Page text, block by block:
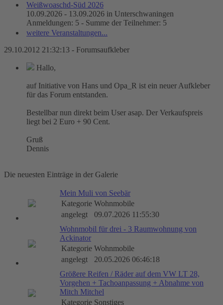
Weißwoaschd-Süd 2026
10.09.2026 - 13.09.2026 in Unterschwaningen
Anmeldungen: 5 - Summe der Teilnehmer: 5
weitere Veranstaltungen...
29.10.2012 21:32:13 - Forumsaufkleber
Hallo,
auf Initiative von Hans und Opa_R ist ein neuer Aufkleber
für das Forum entstanden.
Bestellbar nun direkt beim User asap. Der Verkaufspreis
liegt bei 2 Euro + 90 Cent.
Gruß
Dennis
Die neuesten Einträge in der Galerie
Mein Muli von Seebär
Kategorie Wohnmobile
angelegt
09.07.2026 11:55:30
Wohnmobil für drei - 3 Raumwohnung von
Ackinator
Kategorie Wohnmobile
angelegt
20.05.2026 06:46:18
Größere Reifen / Räder auf dem VW LT 28,
Vorgehen + Tachoanpassung + Abnahme von
Mitch Mitchel
Kategorie Sonstiges